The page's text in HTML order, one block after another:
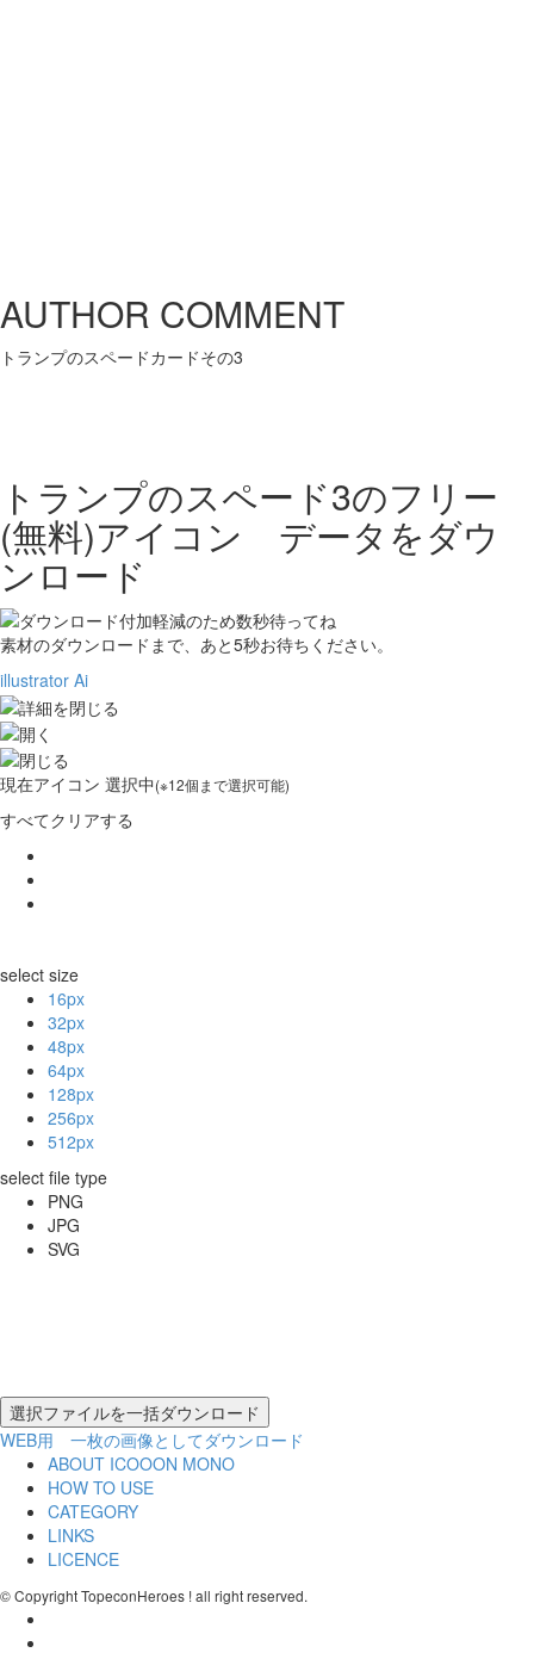
AUTHOR COMMENT
トランプのスペードカードその3
トランプのスペード3のフリー
(無料)アイコン データをダウ
ンロード
素材のダウンロードまで、あと5秒お待ちください。
illustrator Ai
現在アイコン 選択中(※12個まで選択可能)
すべてクリアする
select size
16px
32px
48px
64px
128px
256px
512px
select file type
PNG
JPG
SVG
WEB用 一枚の画像としてダウンロード
ABOUT ICOOON MONO
HOW TO USE
CATEGORY
LINKS
LICENCE
© Copyright TopeconHeroes ! all right reserved.